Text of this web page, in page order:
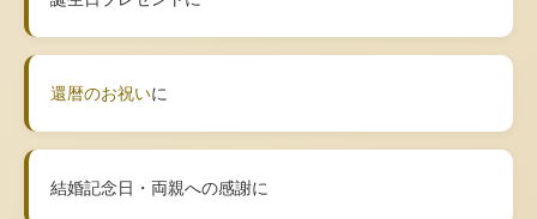
還暦のお祝いに
結婚記念日・両親への感謝に